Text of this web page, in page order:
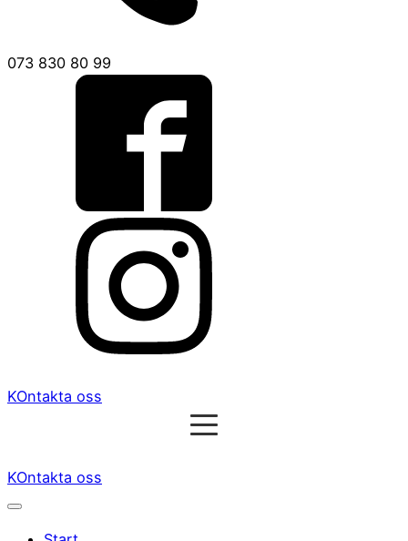
073 830 80 99
KOntakta oss
KOntakta oss